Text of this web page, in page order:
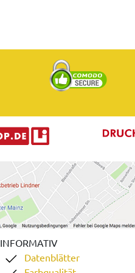
INFORMATIV
Datenblätter